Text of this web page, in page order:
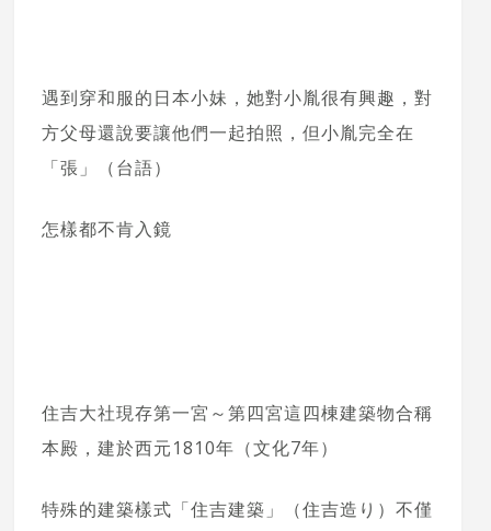
遇到穿和服的日本小妹，她對小胤很有興趣，對
方父母還說要讓他們一起拍照，但小胤完全在
「張」（台語）
怎樣都不肯入鏡
住吉大社現存第一宮～第四宮這四棟建築物合稱
本殿，建於西元1810年（文化7年）
特殊的建築樣式「住吉建築」（住吉造り）不僅